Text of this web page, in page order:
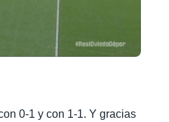
0-1 y con 1-1. Y gracias